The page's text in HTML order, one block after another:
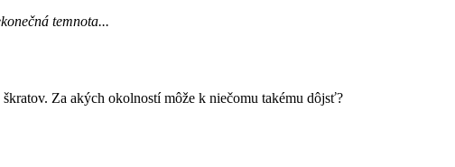
temnota...
Za akých okolností môže k niečomu takému dôjsť?